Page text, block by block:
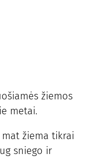
žiemos
metai.
žiema tikrai
sniego ir